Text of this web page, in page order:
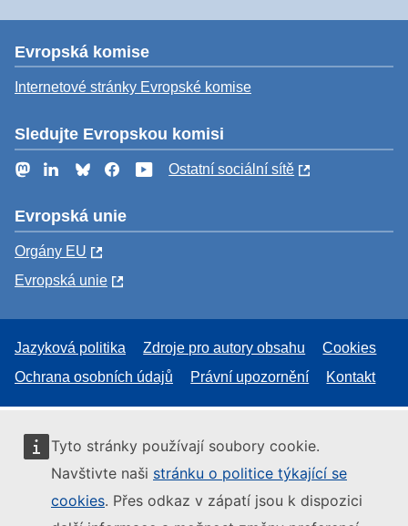
Tyto stránky používají soubory cookie.
Navštivte naši stránku o politice týkající se
cookies. Přes odkaz v zápatí jsou k dispozici
Evropská komise
Internetové stránky Evropské komise
Sledujte Evropskou komisi
MastodonLinkedInBlueskyFacebookYouTube
Ostatní sociální sítě
Evropská unie
Orgány EU
Evropská unie
Jazyková politika Zdroje pro autory obsahu
Cookies
Ochrana osobních údajů
Právní upozornění Kontakt